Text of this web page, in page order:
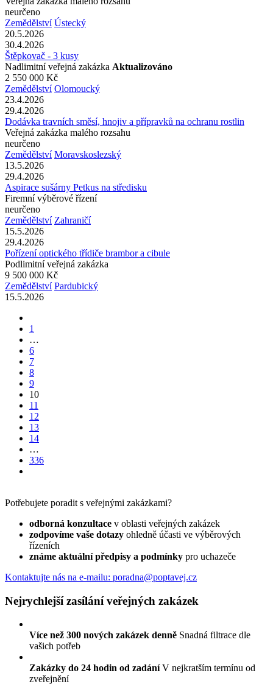
neurčeno
Zemědělství Ústecký
20.5.2026
30.4.2026
Štěpkovač - 3 kusy
Nadlimitní veřejná zakázka Aktualizováno
2 550 000 Kč
Zemědělství Olomoucký
23.4.2026
29.4.2026
Dodávka travních směsí, hnojiv a přípravků na ochranu rostlin
Veřejná zakázka malého rozsahu
neurčeno
Zemědělství Moravskoslezský
13.5.2026
29.4.2026
Aspirace sušárny Petkus na středisku
Firemní výběrové řízení
neurčeno
Zemědělství Zahraničí
15.5.2026
29.4.2026
Pořízení optického třídiče brambor a cibule
Podlimitní veřejná zakázka
9 500 000 Kč
Zemědělství Pardubický
15.5.2026
1
…
6
7
8
9
10
11
12
13
14
…
336
Potřebujete poradit s veřejnými zakázkami?
odborná konzultace v oblasti veřejných zakázek
zodpovíme vaše dotazy ohledně účasti ve výběrových
řízeních
známe aktuální předpisy a podmínky pro uchazeče
Kontaktujte nás na e-mailu: poradna@poptavej.cz
Nejrychlejší zasílání veřejných zakázek
Více než 300 nových zakázek denně Snadná filtrace dle
vašich potřeb
Zakázky do 24 hodin od zadáníV nejkratším termínu od
zveřejnění